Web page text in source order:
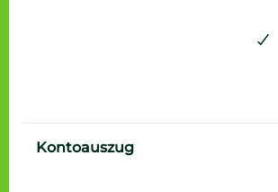
Kontoauszug